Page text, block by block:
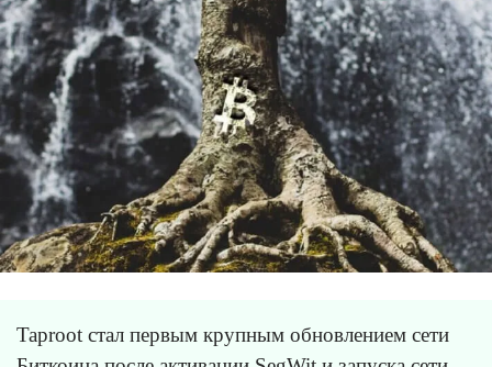
Taproot стал первым крупным обновлением сети